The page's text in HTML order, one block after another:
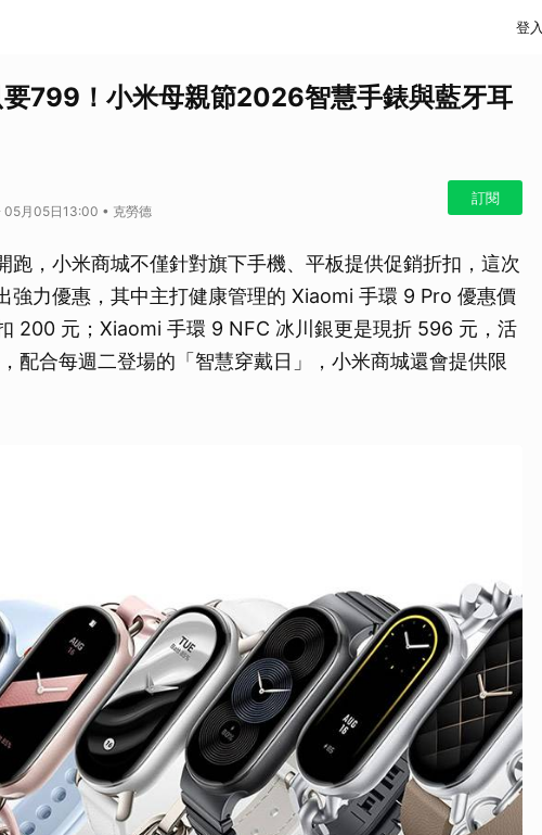
登入
799！小米母親節2026智慧手錶與藍牙耳
05月05日13:00 • 克勞德
訂閱
跑，小米商城不僅針對旗下手機、平板提供促銷折扣，這次
強力優惠，其中主打健康管理的 Xiaomi 手環 9 Pro 優惠價
200 元；Xiaomi 手環 9 NFC 冰川銀更是現折 596 元，活
配合每週二登場的「智慧穿戴日」，小米商城還會提供限